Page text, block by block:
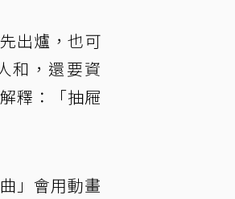
出爐，也可
和，還要資
釋：「抽屜
」會用動畫